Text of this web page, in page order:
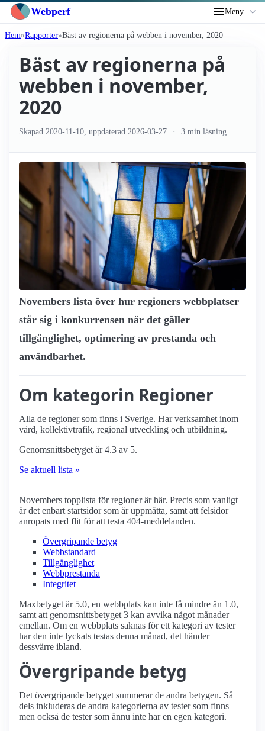
Webperf Meny
Hem Rapporter Bäst av regionerna på webben i november, 2020
Bäst av regionerna på
webben i november,
2020
Skapad 2020-11-10 , uppdaterad 2026-03-27 3 min läsning
Novembers lista över hur regioners webbplatser
står sig i konkurrensen när det gäller
tillgänglighet, optimering av prestanda och
användbarhet.
Om kategorin Regioner
Alla de regioner som finns i Sverige. Har verksamhet inom
vård, kollektivtrafik, regional utveckling och utbildning.
Genomsnittsbetyget är 4.3 av 5.
Se aktuell lista »
Novembers topplista för regioner är här. Precis som vanligt
är det enbart startsidor som är uppmätta, samt att felsidor
anropats med flit för att testa 404-meddelanden.
Övergripande betyg
Webbstandard
Tillgänglighet
Webbprestanda
Integritet
Maxbetyget är 5.0, en webbplats kan inte få mindre än 1.0,
samt att genomsnittsbetyget 3 kan avvika något månader
emellan. Om en webbplats saknas för ett kategori av tester
har den inte lyckats testas denna månad, det händer
dessvärre ibland.
Övergripande betyg
Det övergripande betyget summerar de andra betygen. Så
dels inkluderas de andra kategorierna av tester som finns
men också de tester som ännu inte har en egen kategori.